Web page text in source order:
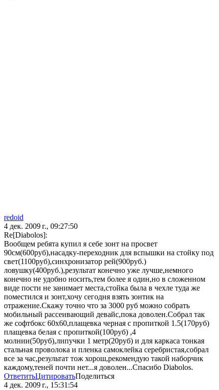
redoid
4 дек. 2009 г., 09:27:50
Re[Diabolos]:
Вообщем ребята купил я себе зонт на просвет
90см(600руб),насадку-переходник для вспышки на стойку под
свет(1100руб),синхронизатор рей(900руб.)
ловушку(400руб.),результат конечно уже лучше,немного
конечно не удобно носить,тем более я один,но в сложенном
виде пости не занимает места,стойка была в чехле туда же
поместился и зонт,хочу сегодня взять зонтик на
отражение.Скажу точно что за 3000 руб можно собрать
мобильный рассеивающий девайс,пока доволен.Собрал так
же софтбокс 60х60,плащевка черная с пропиткой 1.5(170руб)
плащевка белая с пропиткой(100руб) ,4
молнии(50руб),липучки 1 метр(20руб) и для каркаса тонкая
стальная проволока и пленка самоклейка серебристая,собрал
все за час,результат тож хорош,рекомендую такой наборчик
каждому,теней почти нет...я доволен...Спасибо Diabolos.
ОтветитьЦитироватьПоделиться
4 дек. 2009 г., 15:31:54